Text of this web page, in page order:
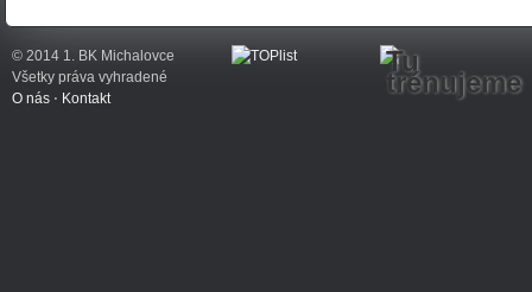
© 2014 1. BK Michalovce
Všetky práva vyhradené
O nás ⋅ Kontakt
Tu
trénujeme